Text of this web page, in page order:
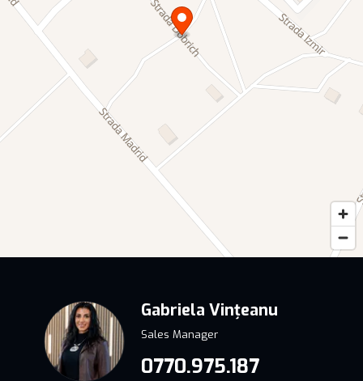
oferă accesul la un stil de viață premium, într-o zonă în plină
dezvoltare.
Amplasat strategic lângă centrul comercial Tom Carrefour,
proiectul Perpetum Residence III îți oferă acces ușor la tot ce
ai nevoie pentru un stil de viață modern și echilibrat. Fie că
optezi pentru un apartament cu 2 sau 3 camere, vei
descoperi spații generoase și dotări de ultimă oră - de la
ferestrele termoizolante, până la încălzirea centrală prin
pardoseală și pre-instalația de aer condiționat.
Investește în confortul și exclusivitatea la care ai visat, într-o
zonă în plină efervescență, la doar câțiva pași de stațiunea
Mamaia, Parcul Tabacărie și principalele centre comerciale.
Perpetum Residence III - un complex rezidențial construit
pentru a-ți oferi tot ce îți dorești pentru un trai select.
Gabriela Vințeanu
Sales Manager
0770.975.187